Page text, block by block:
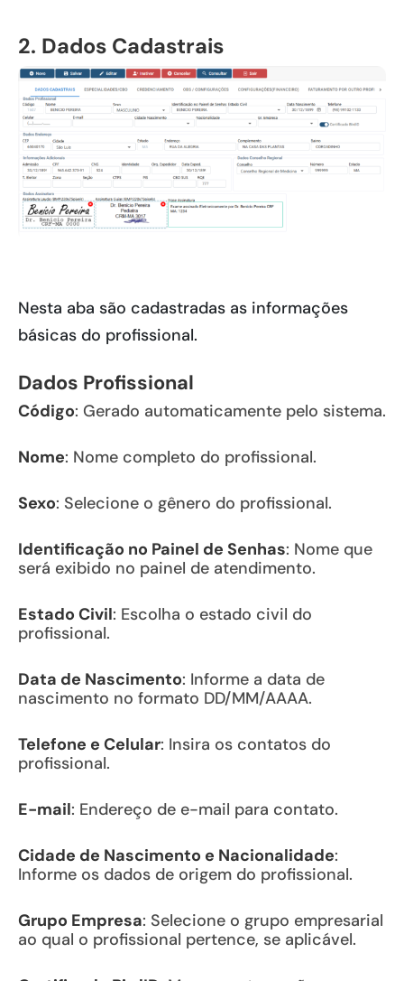
2. Dados Cadastrais
Nesta aba são cadastradas as informações
básicas do profissional.
Dados Profissional
Código: Gerado automaticamente pelo sistema.
Nome: Nome completo do profissional.
Sexo: Selecione o gênero do profissional.
Identificação no Painel de Senhas: Nome que
será exibido no painel de atendimento.
Estado Civil: Escolha o estado civil do
profissional.
Data de Nascimento: Informe a data de
nascimento no formato DD/MM/AAAA.
Telefone e Celular: Insira os contatos do
profissional.
E-mail: Endereço de e-mail para contato.
Cidade de Nascimento e Nacionalidade:
Informe os dados de origem do profissional.
Grupo Empresa: Selecione o grupo empresarial
ao qual o profissional pertence, se aplicável.